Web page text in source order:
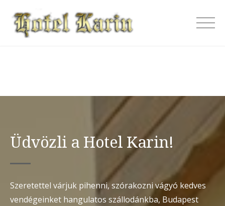
content
Karin Hotel
Üdvözli a Hotel Karin!
Szeretettel várjuk pihenni, szórakozni vágyó kedves
vendégeinket hangulatos szállodánkba, Budapest